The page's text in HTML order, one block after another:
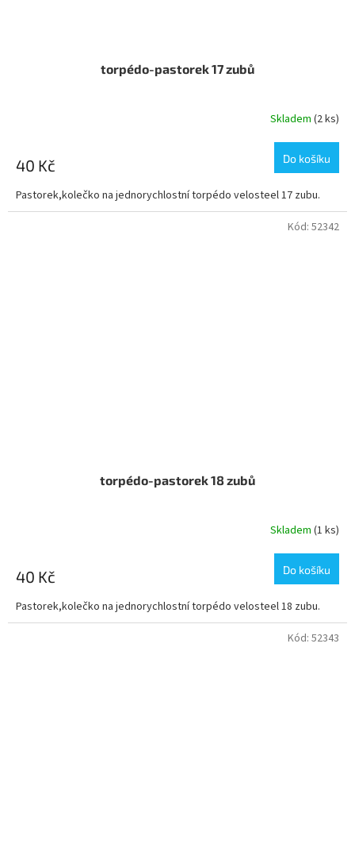
torpédo-pastorek 17 zubů
Skladem (2 ks)
40 Kč Do košíku
Pastorek,kolečko na jednorychlostní torpédo velosteel 17 zubu.
torpédo-pastorek 18 zubů
Skladem (1 ks)
40 Kč Do košíku
Pastorek,kolečko na jednorychlostní torpédo velosteel 18 zubu.
Kód: 52342
Kód: 52343